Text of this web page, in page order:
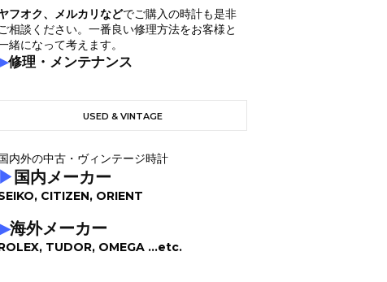
フオク、メルカリなどでご購入の時計も是非
相談ください。一番良い修理方法をお客様と
緒になって考えます。
修理・メンテナンス
USED & VINTAGE
内外の中古・ヴィンテージ時計
▶ 国内メーカー
CITIZEN, ORIENT
海外メーカー
TUDOR, OMEGA ...etc.